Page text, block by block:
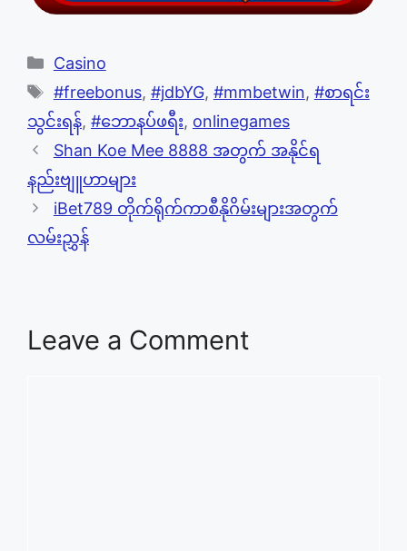
Categories
Casino
Tags
#freebonus, #jdbYG, #mmbetwin, #စာရင်း
သွင်းရန်, #ဘောနပ်ဖရီး, onlinegames
Shan Koe Mee 8888 အတွက် အနိုင်ရ
နည်းဗျူဟာများ
iBet789 တိုက်ရိုက်ကာစီနိုဂိမ်းများအတွက်
လမ်းညွှန်
Leave a Comment